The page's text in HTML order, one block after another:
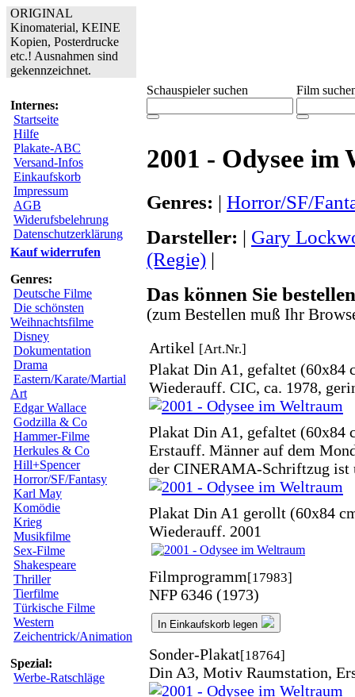
ORIGINAL
Kinomaterial, KEINE
Kopien, Posterdrucke
etc.! Ausnahmen sind
gekennzeichnet.
Internes:
Startseite
Hilfe
Plakate-ABC
Versand-Infos
Einkaufskorb
Impressum
AGB
Widerufsbelehrung
Datenschutzerklärung
Kauf widerrufen
Genres:
Deutsche Filme
Die schönsten
Weihnachtsfilme
Disney
Dokumentation
Drama
Eastern/Karate/Martial
Art
Edgar Wallace
Godzilla & Co
Hammer-Filme
Herkules & Co
Hill+Spencer
Horror/SF/Fantasy
Karl May
Komödie
Krieg
Musikfilme
Sex-Filme
Shakespeare
Thriller
Tierfilme
Türkische Filme
Western
Zeichentrick/Animation
Spezial:
Werbe-Ratschläge
Schauspieler suchen Film
2001 - Odysee im
Genres: | Horror/SF/
Darsteller: | Gary
(Regie) |
Das können Sie
(zum Bestellen muß Ihr
Artikel [Art.Nr.]
Plakat Din A1, gefaltet (60x84
Wiederauff. CIC, ca. 1978,
Plakat Din A1, gefaltet (60x84
Erstauff. Männer auf dem
der CINERAMA-Schriftzug ist
Plakat Din A1 gerollt (60x84
Wiederauff. 2001
Filmprogramm[17983]
NFP 6346 (1973)
In Einkaufskorb legen
Sonder-Plakat[18764]
Din A3, Motiv Raumstation,